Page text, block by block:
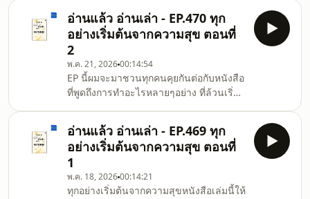
คือศิลปินผู้ลงมือออกแบบ มันเริ่มต้นที่วิชา
ความสุข... และอาจจบลงที่การเข้าใจความ
ตาย Annabel - Your Wealth Architect
จะทำให้คุณเห็นว่า &quot;เงิน&quot; คือ
เชื้อเพลิง ไม่ใช่เจ้านาย เลิกวิ่งไล่ล่าตัวเลข
ที่ไม่มีวันพอ แล้วหันมาสร้าง &quot;ความ
พอ&quot; ที่ควบคุมได้ หนังสือเล่มนี้จะช่ว
อ่านแล้ว อ่านเล่า - EP.470 ทุก
อย่างเริ่มต้นจากความสุข ตอนที่
2
พ.ค. 21, 202600:14:54
EP นี้ผมจะมาชวนทุกคนคุยกันต่อกับหนังสือ
ที่พูดถึงการทำอะไรหลายๆอย่าง ที่ล้วนเริ่ม
สุข&quot;- ลองอยู่กับตัวเองบ้าง- การมอง
หาความสุขเล็กๆในชีวิต- หาสิ่งที่ให้ความ
สุขได้ต่อเนื่อง- ทำอย่างไรให้มีความสุข
ภายในสถานการณ์ที่แย่
อ่านแล้ว อ่านเล่า - EP.469 ทุก
อย่างเริ่มต้นจากความสุข ตอนที่
1
พ.ค. 18, 202600:14:21
ทุกอย่างเริ่มต้นจากความสุขหนังสือเล่มนี้ให้